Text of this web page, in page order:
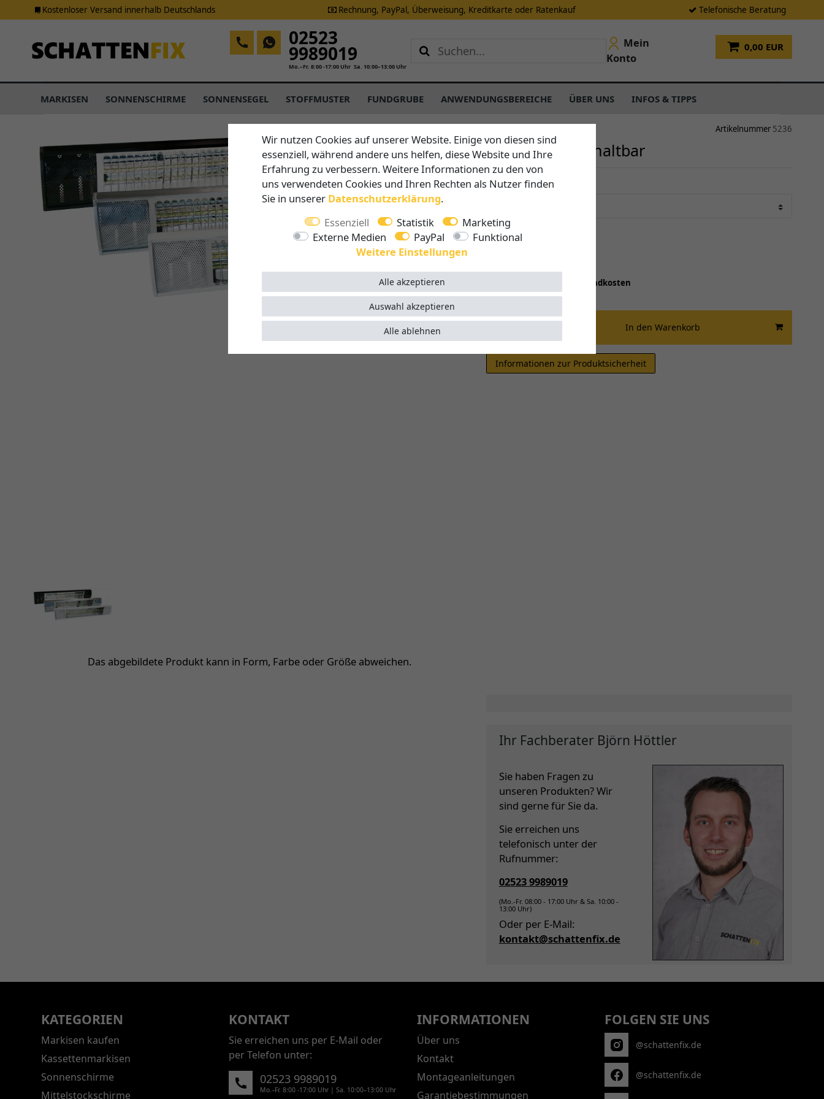
Kostenloser Versand innerhalb Deutschlands Rechnung, PayPal, Überweisung, Kreditkarte oder Ratenkauf Telefonische Beratung
0,00 EUR
02523
9989019
Mo.–Fr. 8:00 -17:00 Uhr Sa. 10:00–13:00 Uhr
Mein
Konto
MARKISEN SONNENSCHIRME SONNENSEGEL STOFFMUSTER FUNDGRUBE ANWENDUNGSBEREICHE ÜBER UNS INFOS & TIPPS
Das abgebildete Produkt kann in Form, Farbe oder Größe abweichen.
Artikelnummer 5236
Heizstrahler schaltbar
Versandkosten
Lieferzeit 1-4 Werktage
In den Warenkorb
Informationen zur Produktsicherheit
Ihr Fachberater Björn Höttler
Sie haben Fragen zu
unseren Produkten? Wir
sind gerne für Sie da.
Sie erreichen uns
telefonisch unter der
Rufnummer:
02523 9989019
(Mo.-Fr. 08:00 - 17:00 Uhr & Sa. 10:00 -
13:00 Uhr)
Oder per E-Mail:
kontakt@schattenfix.de
KATEGORIEN
Markisen kaufen
Kassettenmarkisen
Sonnenschirme
Mittelstockschirme
KONTAKT
Sie erreichen uns per E-Mail oder
per Telefon unter:
02523 9989019
Mo.–Fr. 8:00 -17:00 Uhr | Sa. 10:00–13:00 Uhr
INFORMATIONEN
Über uns
Kontakt
Montageanleitungen
Garantiebestimmungen
FOLGEN SIE UNS
@schattenfix.de
@schattenfix.de
Wir nutzen Cookies auf unserer Website. Einige von diesen sind
essenziell, während andere uns helfen, diese Website und Ihre
Erfahrung zu verbessern. Weitere Informationen zu den von
uns verwendeten Cookies und Ihren Rechten als Nutzer finden
Sie in unserer Daten­schutz­erklärung.
Essenziell
Statistik
Marketing
Externe Medien
PayPal
Funktional
Weitere Einstellungen
Alle akzeptieren
Alle ablehnen
Auswahl akzeptieren